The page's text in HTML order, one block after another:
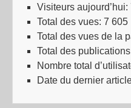
Visiteurs aujourd’hui:
Total des vues: 7 605
Total des vues de la
Total des
Nombre total
Date du dernier